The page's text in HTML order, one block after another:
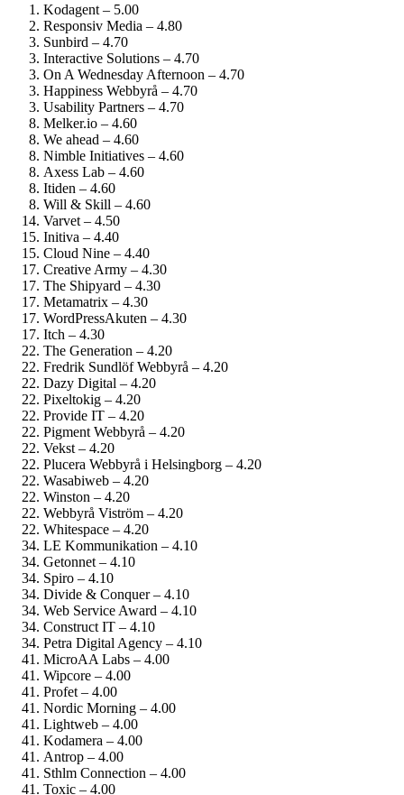
Kodagent – 5.00
Responsiv Media – 4.80
Sunbird – 4.70
Interactive Solutions – 4.70
On A Wednesday Afternoon – 4.70
Happiness Webbyrå – 4.70
Usability Partners – 4.70
Melker.io – 4.60
We ahead – 4.60
Nimble Initiatives – 4.60
Axess Lab – 4.60
Itiden – 4.60
Will & Skill – 4.60
Varvet – 4.50
Initiva – 4.40
Cloud Nine – 4.40
Creative Army – 4.30
The Shipyard – 4.30
Metamatrix – 4.30
WordPressAkuten – 4.30
Itch – 4.30
The Generation – 4.20
Fredrik Sundlöf Webbyrå – 4.20
Dazy Digital – 4.20
Pixeltokig – 4.20
Provide IT – 4.20
Pigment Webbyrå – 4.20
Vekst – 4.20
Plucera Webbyrå i Helsingborg – 4.20
Wasabiweb – 4.20
Winston – 4.20
Webbyrå Viström – 4.20
Whitespace – 4.20
LE Kommunikation – 4.10
Getonnet – 4.10
Spiro – 4.10
Divide & Conquer – 4.10
Web Service Award – 4.10
Construct IT – 4.10
Petra Digital Agency – 4.10
MicroAA Labs – 4.00
Wipcore – 4.00
Profet – 4.00
Nordic Morning – 4.00
Lightweb – 4.00
Kodamera – 4.00
Antrop – 4.00
Sthlm Connection – 4.00
Toxic – 4.00